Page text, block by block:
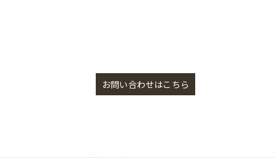
お問い合わせはこちら